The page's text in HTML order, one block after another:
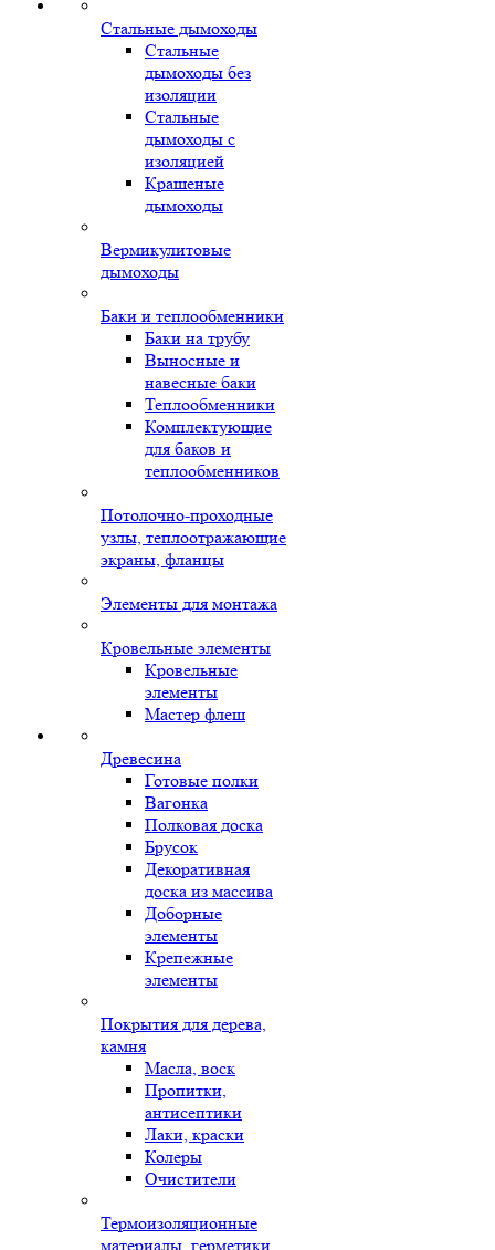
Стальные дымоходы
Стальные
дымоходы без
изоляции
Стальные
дымоходы с
изоляцией
Крашеные
дымоходы
Вермикулитовые
дымоходы
Баки и теплообменники
Баки на трубу
Выносные и
навесные баки
Теплообменники
Комплектующие
для баков и
теплообменников
Потолочно-проходные
узлы, теплоотражающие
экраны, фланцы
Элементы для монтажа
Кровельные элементы
Кровельные
элементы
Мастер флеш
Древесина
Готовые полки
Вагонка
Полковая доска
Брусок
Декоративная
доска из массива
Доборные
элементы
Крепежные
элементы
Покрытия для дерева,
камня
Масла, воск
Пропитки,
антисептики
Лаки, краски
Колеры
Очистители
Термоизоляционные
материалы, герметики,